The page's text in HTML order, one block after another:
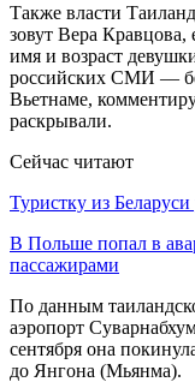
Также власти
зовут Вера Кравцова,
имя и возраст
российских СМИ —
Вьетнаме,
раскрывали.
Сейчас читают
Туристку из
В Польше попал в
пассажирами
По данным
аэропорт
сентября она
до Янгона (Мьянма).